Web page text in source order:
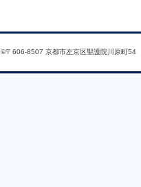
©〒606-8507 京都市左京区聖護院川原町